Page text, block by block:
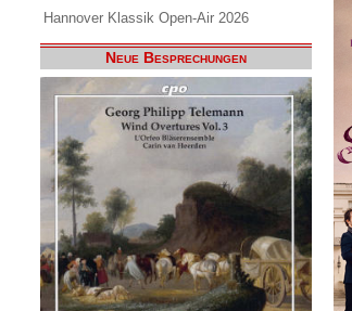
Hannover Klassik Open-Air 2026
Neue Besprechungen